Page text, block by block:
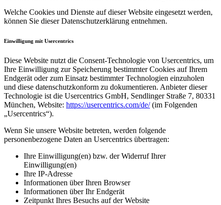
Welche Cookies und Dienste auf dieser Website eingesetzt werden,
können Sie dieser Datenschutzerklärung entnehmen.
Einwilligung mit Usercentrics
Diese Website nutzt die Consent-Technologie von Usercentrics, um
Ihre Einwilligung zur Speicherung bestimmter Cookies auf Ihrem
Endgerät oder zum Einsatz bestimmter Technologien einzuholen
und diese datenschutzkonform zu dokumentieren. Anbieter dieser
Technologie ist die Usercentrics GmbH, Sendlinger Straße 7, 80331
München, Website: https://usercentrics.com/de/(im Folgenden
„Usercentrics“).
Wenn Sie unsere Website betreten, werden folgende
personenbezogene Daten an Usercentrics übertragen:
Ihre Einwilligung(en) bzw. der Widerruf Ihrer
Einwilligung(en)
Ihre IP-Adresse
Informationen über Ihren Browser
Informationen über Ihr Endgerät
Zeitpunkt Ihres Besuchs auf der Website